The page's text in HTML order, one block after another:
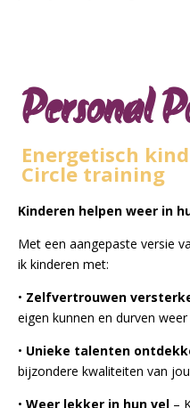
Personal
Energetisch
Circle training
Kinderen helpen weer in
Met een aangepaste versie
ik kinderen met:
• Zelfvertrouwen
eigen kunnen en durven weer
• Unieke talenten
bijzondere kwaliteiten van
• Weer lekker in hun vel –